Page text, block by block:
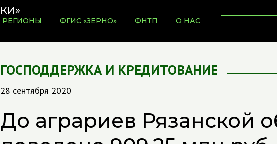
РЕГИОНЫ ФГИС «ЗЕРНО» ФНТП О НАС
ГОСПОДДЕРЖКА И КРЕДИТОВАНИЕ
28 сентября 2020
До аграриев Рязанской